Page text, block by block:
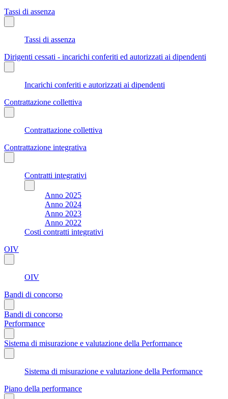
Tassi di assenza
Tassi di assenza
Dirigenti cessati - incarichi conferiti ed autorizzati ai dipendenti
Incarichi conferiti e autorizzati ai dipendenti
Contrattazione collettiva
Contrattazione collettiva
Contrattazione integrativa
Contratti integrativi
Anno 2025
Anno 2024
Anno 2023
Anno 2022
Costi contratti integrativi
OIV
OIV
Bandi di concorso
Bandi di concorso
Performance
Sistema di misurazione e valutazione della Performance
Sistema di misurazione e valutazione della Performance
Piano della performance